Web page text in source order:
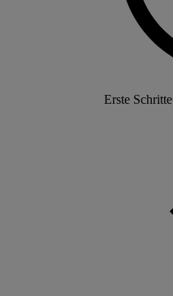
Erste Schritte